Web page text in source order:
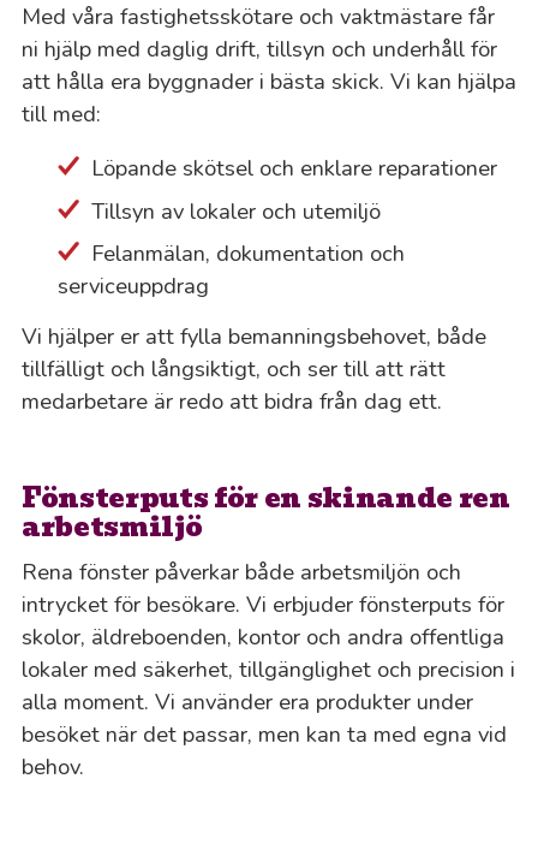
Med våra fastighetsskötare och vaktmästare får
ni hjälp med daglig drift, tillsyn och underhåll för
att hålla era byggnader i bästa skick. Vi kan hjälpa
till med:
Löpande skötsel och enklare reparationer
Tillsyn av lokaler och utemiljö
Felanmälan, dokumentation och
serviceuppdrag
Vi hjälper er att fylla bemanningsbehovet, både
tillfälligt och långsiktigt, och ser till att rätt
medarbetare är redo att bidra från dag ett.
Fönsterputs för en skinande ren
arbetsmiljö
Rena fönster påverkar både arbetsmiljön och
intrycket för besökare. Vi erbjuder fönsterputs för
skolor, äldreboenden, kontor och andra offentliga
lokaler med säkerhet, tillgänglighet och precision i
alla moment. Vi använder era produkter under
besöket när det passar, men kan ta med egna vid
behov.